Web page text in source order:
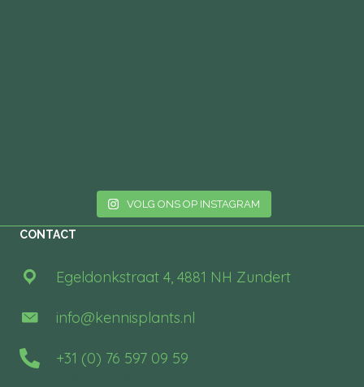
VOLG ONS OP INSTAGRAM
CONTACT
Egeldonkstraat 4, 4881 NH Zundert
info@kennisplants.nl
+31 (0) 76 597 09 59